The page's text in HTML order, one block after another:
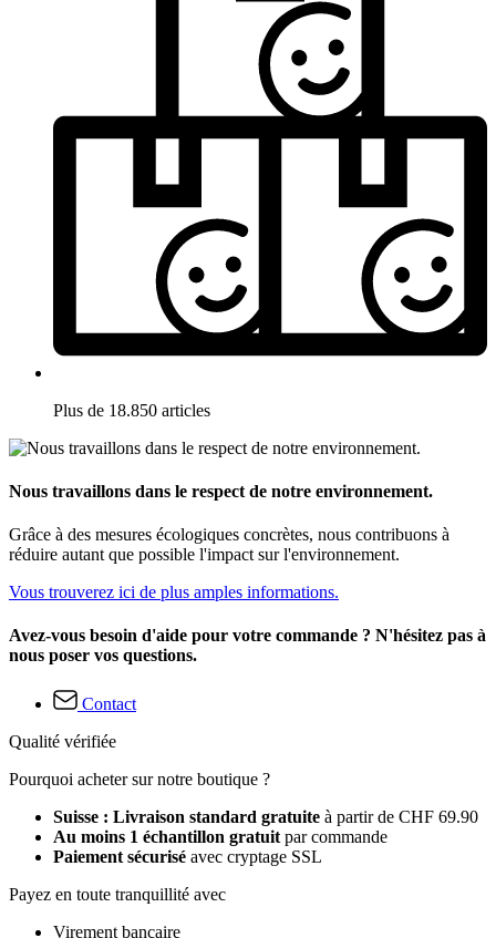
Plus de 18.850 articles
Nous travaillons dans le respect de notre environnement.
Grâce à des mesures écologiques concrètes, nous contribuons à
réduire autant que possible l'impact sur l'environnement.
Vous trouverez ici de plus amples informations.
Avez-vous besoin d'aide pour votre commande ? N'hésitez pas à
nous poser vos questions.
Contact
Qualité vérifiée
Pourquoi acheter sur notre boutique ?
Suisse : Livraison standard gratuite à partir de CHF 69.90
Au moins 1 échantillon gratuit par commande
Paiement sécurisé avec cryptage SSL
Payez en toute tranquillité avec
Virement bancaire